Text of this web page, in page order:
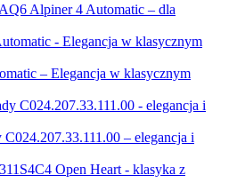
Alpiner 4 Automatic – dla
– Elegancja w klasycznym
– elegancja i